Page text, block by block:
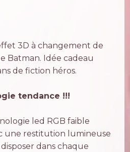
3D à changement de
Batman. Idée cadeau
de fiction héros.
tendance !!!
led RGB faible
une restitution lumineuse
dans chaque